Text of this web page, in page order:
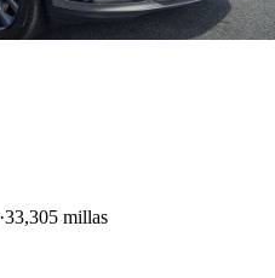
33,305 millas